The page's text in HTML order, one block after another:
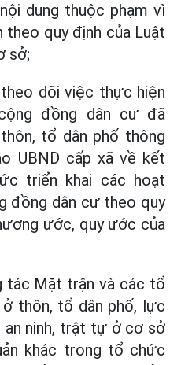
dung thuộc phạm vì
theo quy định của Luật
sở;
dõi việc thực hiện
đồng dân cư đã
tổ dân phố thông
UBND cấp xã về kết
triển khai các hoạt
đồng dân cư theo quy
ước, quy ước của
tác Mặt trận và các tổ
thôn, tổ dân phố, lực
an ninh, trật tự ở cơ sở
khác trong tổ chức